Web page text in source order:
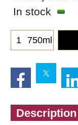
In stock
750ml
Description